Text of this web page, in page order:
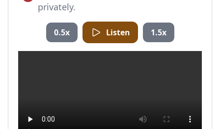
privately.
0.5x Listen 1.5x